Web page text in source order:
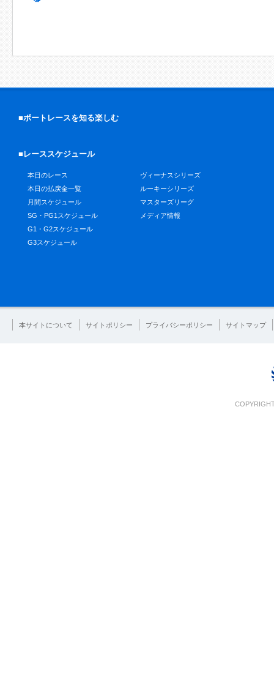
■ボートレースを知る楽しむ
■レーススケジュール
本日のレース
本日の払戻金一覧
月間スケジュール
SG・PG1スケジュール
G1・G2スケジュール
G3スケジュール
ヴィーナスシリーズ
ルーキーシリーズ
マスターズリーグ
メディア情報
本サイトについて サイトポリシー プライバシーポリシー サイトマップ